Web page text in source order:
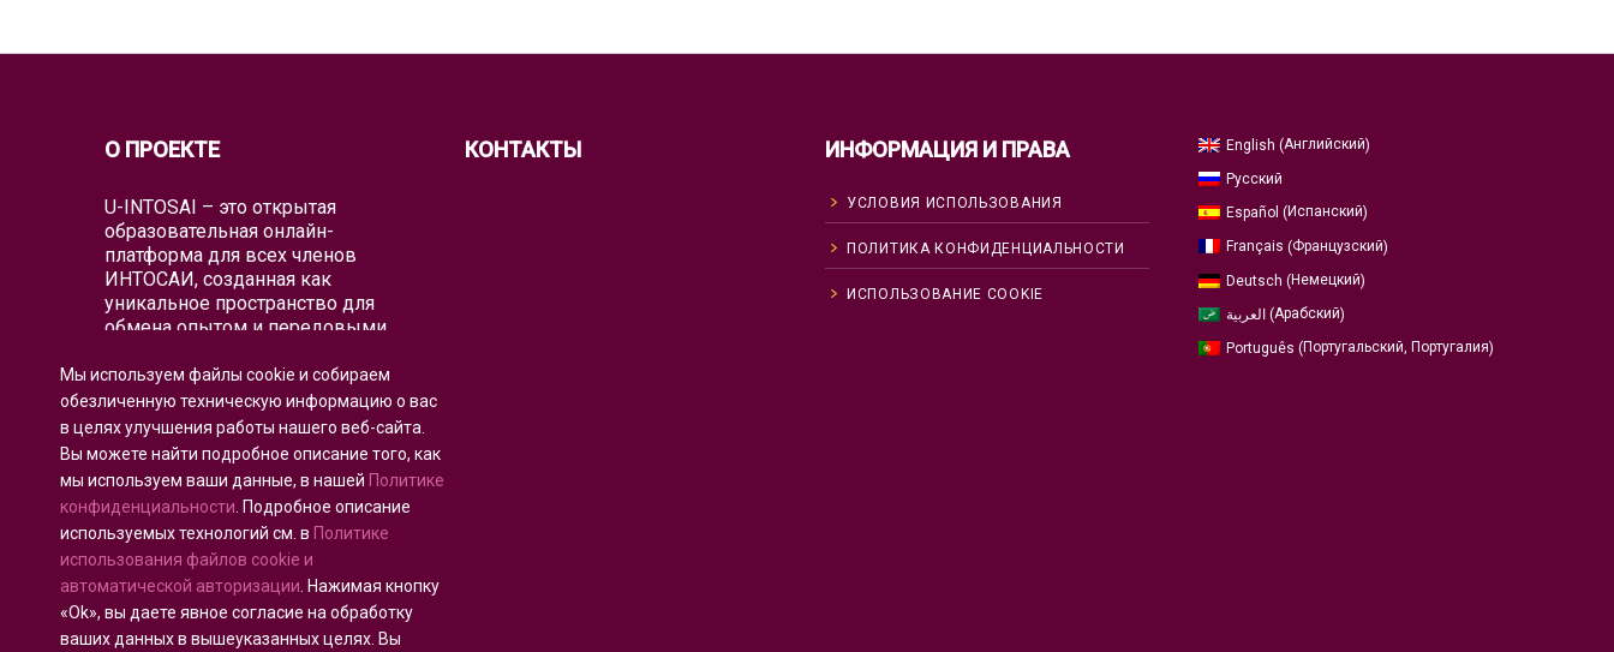
О ПРОЕКТЕ
U-INTOSAI – это открытая
образовательная онлайн-
платформа для всех членов
ИНТОСАИ, созданная как
уникальное пространство для
обмена опытом и передовыми
Университет предлагает всему
глобальному аудиторскому
сообществу как классические
образовательные форматы, так и
лучшие образовательные проекты
и практические руководства
ИНТОСАИ, которые объединяют
существующие образовательные
инициативы для воспитания
аудиторов будущего.
КОНТАКТЫ ИНФОРМАЦИЯ И ПРАВА
УСЛОВИЯ ИСПОЛЬЗОВАНИЯ
ПОЛИТИКА КОНФИДЕНЦИАЛЬНОСТИ
ИСПОЛЬЗОВАНИЕ COOKIE
English (Английский)
Русский
Español (Испанский)
Français (Французский)
Deutsch (Немецкий)
العربية (Арабский)
Português (Португальский, Португалия)
Мы используем файлы cookie и собираем
обезличенную техническую информацию о вас
в целях улучшения работы нашего веб-сайта.
Вы можете найти подробное описание того, как
мы используем ваши данные, в нашей Политике
конфиденциальности . Подробное описание
используемых технологий см. в Политике
использования файлов cookie и
автоматической авторизации . Нажимая кнопку
«Ok», вы даете явное согласие на обработку
ваших данных в вышеуказанных целях. Вы